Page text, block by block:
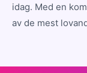
idag. Med en
av de mest